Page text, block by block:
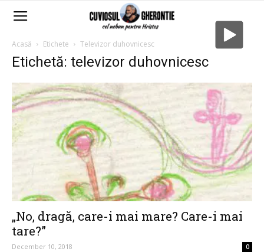
Acasă Etichete Televizor duhovnicesc
Etichetă: televizor duhovnicesc
„No, dragă, care-i mai mare? Care-i mai
tare?”
December 10, 2018 0